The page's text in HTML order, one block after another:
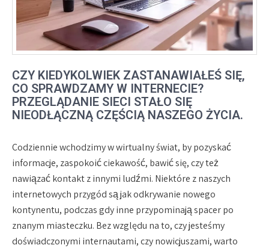
CZY KIEDYKOLWIEK ZASTANAWIAŁEŚ SIĘ,
CO SPRAWDZAMY W INTERNECIE?
PRZEGLĄDANIE SIECI STAŁO SIĘ
NIEODŁĄCZNĄ CZĘŚCIĄ NASZEGO ŻYCIA.
Codziennie wchodzimy w wirtualny świat, by pozyskać
informacje, zaspokoić ciekawość, bawić się, czy też
nawiązać kontakt z innymi ludźmi. Niektóre z naszych
internetowych przygód są jak odkrywanie nowego
kontynentu, podczas gdy inne przypominają spacer po
znanym miasteczku. Bez względu na to, czy jesteśmy
doświadczonymi internautami, czy nowicjuszami, warto